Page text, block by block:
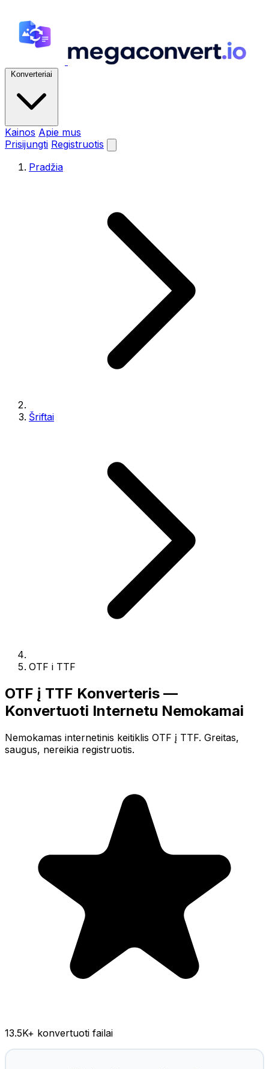
Konverteriai
Kainos Apie mus
Prisijungti Registruotis
Pradžia
Šriftai
OTF i TTF
OTF į TTF Konverteris —
Konvertuoti Internetu Nemokamai
Nemokamas internetinis keitiklis OTF į TTF. Greitas,
saugus, nereikia registruotis.
13.5K+ konvertuoti failai